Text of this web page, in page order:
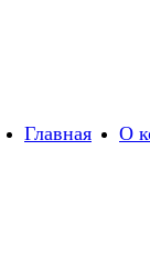
Главная О